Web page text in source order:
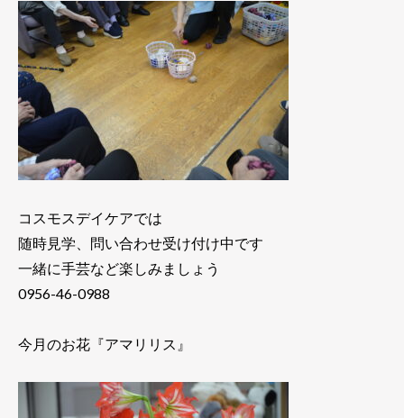
コスモスデイケアでは
随時見学、問い合わせ受け付け中です
一緒に手芸など楽しみましょう
0956-46-0988
今月のお花『アマリリス』